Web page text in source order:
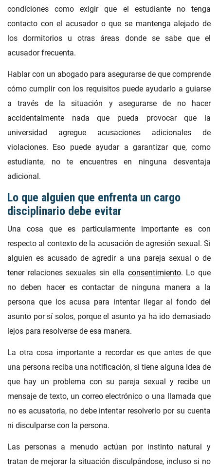
condiciones como exigir que el estudiante no tenga
contacto con el acusador o que se mantenga alejado de
los dormitorios u otras áreas donde se sabe que el
acusador frecuenta.
Hablar con un abogado para asegurarse de que comprende
cómo cumplir con los requisitos puede ayudarlo a guiarse
a través de la situación y asegurarse de no hacer
accidentalmente nada que pueda provocar que la
universidad agregue acusaciones adicionales de
violaciones. Eso puede ayudar a garantizar que, como
estudiante, no te encuentres en ninguna desventaja
adicional.
Lo que alguien que enfrenta un cargo
disciplinario debe evitar
Una cosa que es particularmente importante es con
respecto al contexto de la acusación de agresión sexual. Si
alguien es acusado de agredir a una pareja sexual o de
tener relaciones sexuales sin ella consentimiento. Lo que
no deben hacer es contactar de ninguna manera a la
persona que los acusa para intentar llegar al fondo del
asunto por sí solos, porque el asunto ya ha ido demasiado
lejos para resolverse de esa manera.
La otra cosa importante a recordar es que antes de que
una persona reciba una notificación, si tiene alguna idea de
que hay un problema con su pareja sexual y recibe un
mensaje de texto, un correo electrónico o una llamada que
no es acusatoria, no debe intentar resolverlo por su cuenta
ni disculparse con la persona.
Las personas a menudo actúan por instinto natural y
tratan de mejorar la situación disculpándose, incluso si no